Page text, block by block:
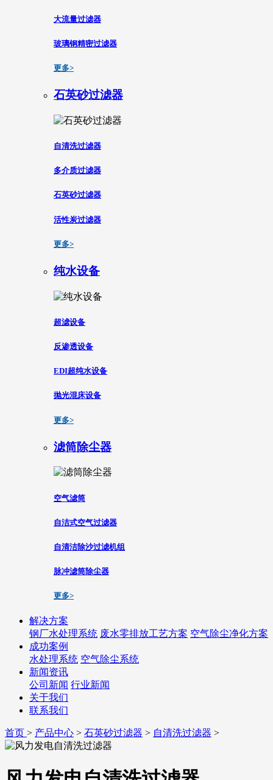
大流量过滤器
玻璃钢精密过滤器
更多>
石英砂过滤器
自清洗过滤器
多介质过滤器
石英砂过滤器
活性炭过滤器
更多>
纯水设备
超滤设备
反渗透设备
EDI超纯水设备
抛光混床设备
更多>
滤筒除尘器
空气滤筒
自洁式空气过滤器
自清洁除沙过滤机组
脉冲滤筒除尘器
更多>
解决方案
钢厂水处理系统 废水零排放工艺方案 空气除尘净化方案
成功案例
水处理系统 空气除尘系统
新闻资讯
公司新闻 行业新闻
关于我们
联系我们
首页 > 产品中心 > 石英砂过滤器 > 自清洗过滤器 >